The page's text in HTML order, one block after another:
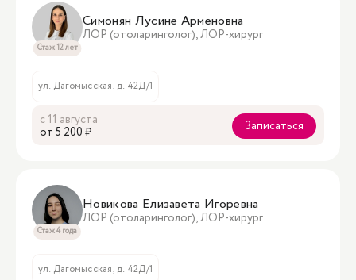
Стаж 12 лет
Симонян Лусине Арменовна
ЛОР (отоларинголог), ЛОР-хирург
ул. Дагомысская, д. 42Д/1
с 11 августа
oт 5 200 ₽
Записаться
Стаж 4 года
Новикова Елизавета Игоревна
ЛОР (отоларинголог), ЛОР-хирург
ул. Дагомысская, д. 42Д/1